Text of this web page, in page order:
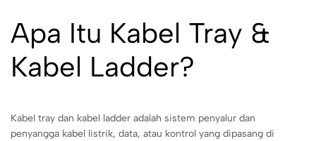
Apa Itu Kabel Tray &
Kabel Ladder?
Kabel tray dan kabel ladder adalah sistem penyalur dan
penyangga kabel listrik, data, atau kontrol yang dipasang di